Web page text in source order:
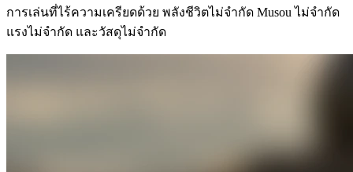
การเล่นที่ไร้ความเครียดด้วย พลังชีวิตไม่จำกัด Musou ไม่จำกัด
แรงไม่จำกัด และวัสดุไม่จำกัด